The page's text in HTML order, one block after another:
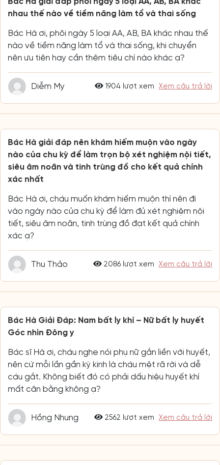
nhau thế nào về tiềm năng làm tổ và thai sống
Bác Hà ơi, phôi ngày 5 loại AA, AB, BA khác nhau thế
nào về tiềm năng làm tổ và thai sống, khi chuyển
nên ưu tiên hay cần thêm tiêu chí nào khác ạ?
Diễm My 1904 lượt xem Xem câu trả lời
Bác Hà giải đáp nên khám hiếm muộn vào ngày
nào của chu kỳ để làm trọn bộ xét nghiệm nội tiết,
siêu âm noãn và tinh trùng đồ cho kết quả chính
xác nhất
Bác Hà ơi, cháu muốn khám hiếm muộn thì nên đi
vào ngày nào của chu kỳ để làm đủ xét nghiệm nội
tiết, siêu âm noãn, tinh trùng đồ đạt kết quả chính
xác ạ?
Thu Thảo 2086 lượt xem Xem câu trả lời
Bác Hà Giải Đáp: Nam bất ly khí – Nữ bất ly huyết
Góc nhìn Đông y
Bác sĩ Hà ơi, cháu nghe nói phụ nữ gắn liền với huyết,
nên cứ mỗi lần gần kỳ kinh là cháu mệt rã rời và dễ
cáu gắt. Không biết đó có phải dấu hiệu huyết khí
mất cân bằng không ạ?
Hồng Nhung 2562 lượt xem Xem câu trả lời